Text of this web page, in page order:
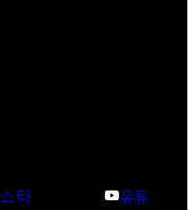
타 유튜